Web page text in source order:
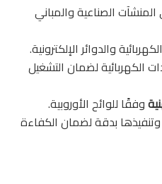
المنشآت الصناعية والمباني
والدوائر الإلكترونية.
الكهربائية لضمان التشغيل
وفقًا للوائح الأوروبية.
بدقة لضمان الكفاءة